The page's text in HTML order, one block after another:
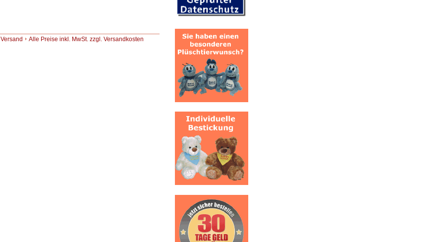
Versand Alle Preise inkl. MwSt. zzgl. Versandkosten